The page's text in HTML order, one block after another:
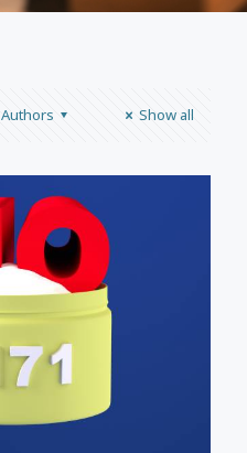
Authors Show all